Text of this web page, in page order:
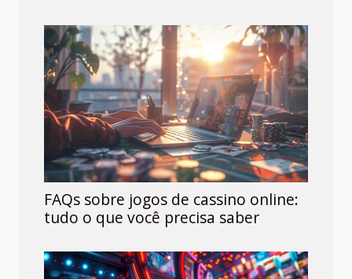
FAQs sobre jogos de cassino online:
tudo o que você precisa saber